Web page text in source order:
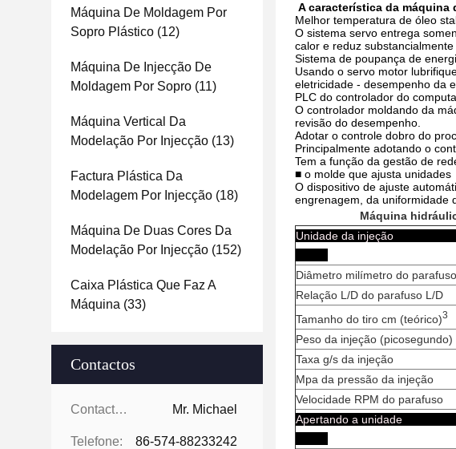
Máquina De Moldagem Por
Sopro Plástico (12)
Máquina De Injecção De
Moldagem Por Sopro (11)
Máquina Vertical Da
Modelação Por Injecção (13)
Factura Plástica Da
Modelagem Por Injecção (18)
Máquina De Duas Cores Da
Modelação Por Injecção (152)
Caixa Plástica Que Faz A
Máquina (33)
Contactos
Contactos: Mr. Michael
Telefone: 86-574-88233242
A característica da máquina
Melhor temperatura de óleo
O sistema servo entrega
calor e reduz
Sistema de poupança de
Usando o servo motor
eletricidade - desempenho da
PLC do controlador do
O controlador moldando da
revisão do desempenho.
Adotar o controle dobro do
Principalmente adotando o
Tem a função da gestão de
■ o molde que ajusta unidades
O dispositivo de ajuste
engrenagem, da uniformidade
Máquina
Unidade da
Diâmetro milímetro do parafuso
Relação L/D do parafuso L/D
Tamanho do tiro cm (teórico)3
Peso da injeção (picosegundo)
Taxa g/s da injeção
Mpa da pressão da injeção
Velocidade RPM do parafuso
Apertando a